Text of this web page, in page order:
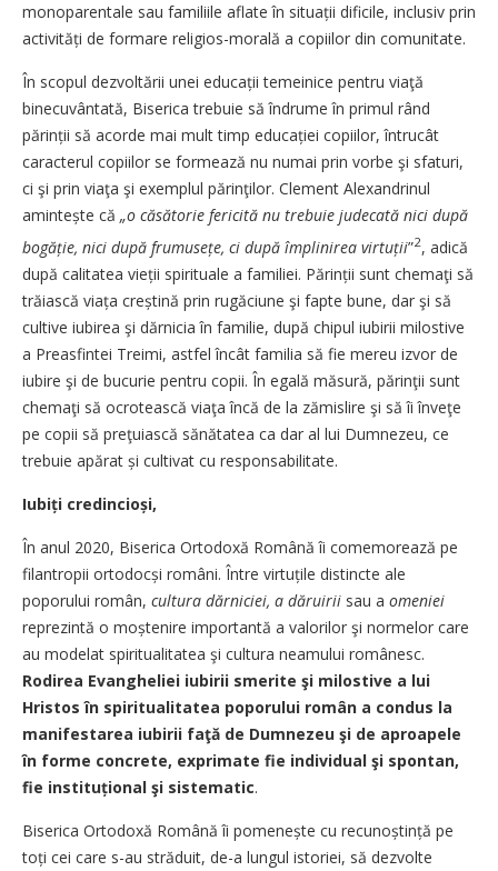
monoparentale sau familiile aflate în situații dificile, inclusiv prin
activități de formare religios-morală a copiilor din comunitate.
În scopul dezvoltării unei educații temeinice pentru viaţă
binecuvântată, Biserica trebuie să îndrume în primul rând
părinții să acorde mai mult timp educației copiilor, întrucât
caracterul copiilor se formează nu numai prin vorbe şi sfaturi,
ci şi prin viaţa şi exemplul părinţilor. ­Clement Alexandrinul
amintește că „o căsătorie fericită nu trebuie judecată nici după
bogăție, nici după frumusețe, ci după împlinirea virtuții”2, adică
după calitatea vieții spirituale a familiei. Părinții sunt chemaţi să
trăiască viața creștină prin rugăciune şi fapte bune, dar şi să
cultive iubirea şi dărnicia în familie, după chipul iubirii milostive
a Preasfintei Treimi, astfel încât familia să fie mereu izvor de
iubire şi de bucurie pentru copii. În egală măsură, părinţii sunt
chemaţi să ocrotească viaţa încă de la zămislire şi să îi înveţe
pe copii să preţuiască sănătatea ca dar al lui Dumnezeu, ce
trebuie apărat și cultivat cu responsabilitate.
Iubiți credincioși,
În anul 2020, Biserica Ortodoxă Română îi comemorează pe
filantropii ortodocși români. Între virtuțile distincte ale
poporului român, cultura dărniciei, a dăruirii sau a omeniei
reprezintă o moștenire importantă a valorilor şi normelor care
au modelat spiritualitatea şi cultura neamului românesc.
Rodirea Evangheliei iubirii smerite şi milostive a lui
Hristos în spiritualitatea poporului român a condus la
manifestarea iubirii faţă de Dumnezeu şi de aproapele
în forme concrete, exprimate fie individual şi spontan,
fie instituțional şi sistematic.
Biserica Ortodoxă Română îi pomenește cu recunoștință pe
toți cei care s-au străduit, de-a lungul istoriei, să dezvolte